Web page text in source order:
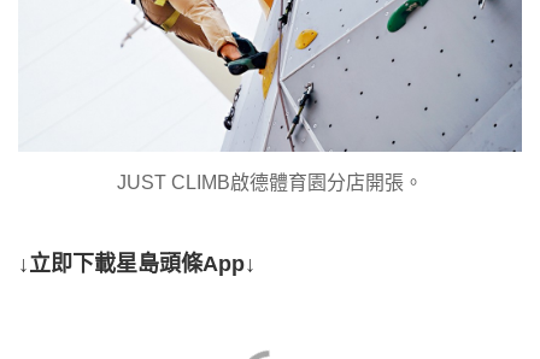
JUST CLIMB啟德體育園分店開張。
↓立即下載星島頭條App↓